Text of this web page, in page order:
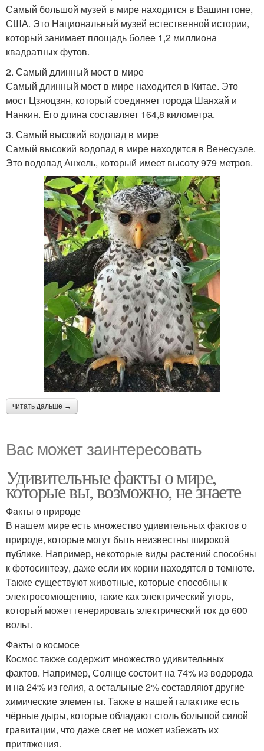
Самый большой музей в мире находится в Вашингтоне,
США. Это Национальный музей естественной истории,
который занимает площадь более 1,2 миллиона
квадратных футов.
2. Самый длинный мост в мире
Самый длинный мост в мире находится в Китае. Это
мост Цзяоцзян, который соединяет города Шанхай и
Нанкин. Его длина составляет 164,8 километра.
3. Самый высокий водопад в мире
Самый высокий водопад в мире находится в Венесуэле.
Это водопад Анхель, который имеет высоту 979 метров.
читать дальше →
Вас может заинтересовать
Удивительные факты о мире,
которые вы, возможно, не знаете
Факты о природе
В нашем мире есть множество удивительных фактов о
природе, которые могут быть неизвестны широкой
публике. Например, некоторые виды растений способны
к фотосинтезу, даже если их корни находятся в темноте.
Также существуют животные, которые способны к
электросомющению, такие как электрический угорь,
который может генерировать электрический ток до 600
вольт.
Факты о космосе
Космос также содержит множество удивительных
фактов. Например, Солнце состоит на 74% из водорода
и на 24% из гелия, а остальные 2% составляют другие
химические элементы. Также в нашей галактике есть
чёрные дыры, которые обладают столь большой силой
гравитации, что даже свет не может избежать их
притяжения.